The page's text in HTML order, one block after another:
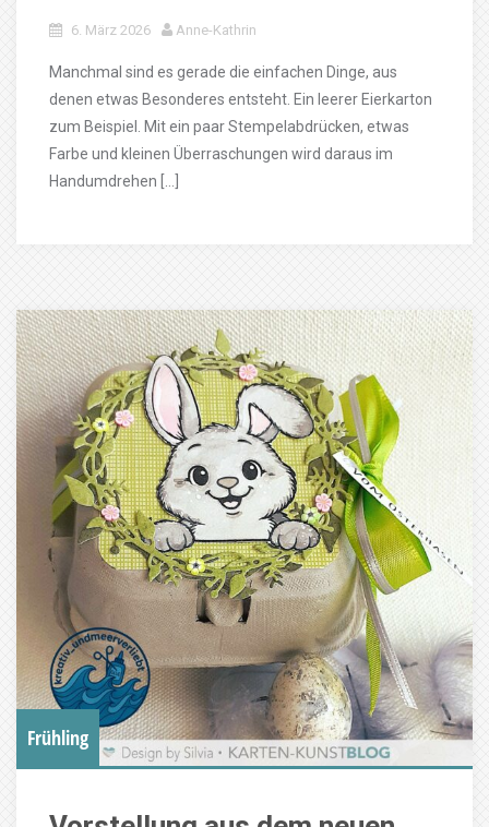
6. März 2026 Anne-Kathrin
Manchmal sind es gerade die einfachen Dinge, aus
denen etwas Besonderes entsteht. Ein leerer Eierkarton
zum Beispiel. Mit ein paar Stempelabdrücken, etwas
Farbe und kleinen Überraschungen wird daraus im
Handumdrehen […]
Frühling